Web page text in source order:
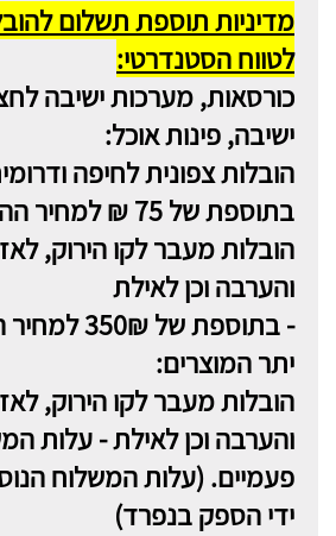
מדיניות תוספת תשלום
לטווח הסטנדרטי:
כורסאות, מערכות ישיבה
ישיבה, פינות אוכל:
הובלות צפונית לחיפה
בתוספת של 75 ₪ למחיר ההובלה.
הובלות מעבר לקו הירוק,
והערבה וכן לאילת
- בתוספת של 350₪ למחיר ההובלה.
יתר המוצרים:
הובלות מעבר לקו הירוק,
והערבה וכן לאילת - עלות
פעמיים. (עלות המשלוח
ידי הספק בנפרד)